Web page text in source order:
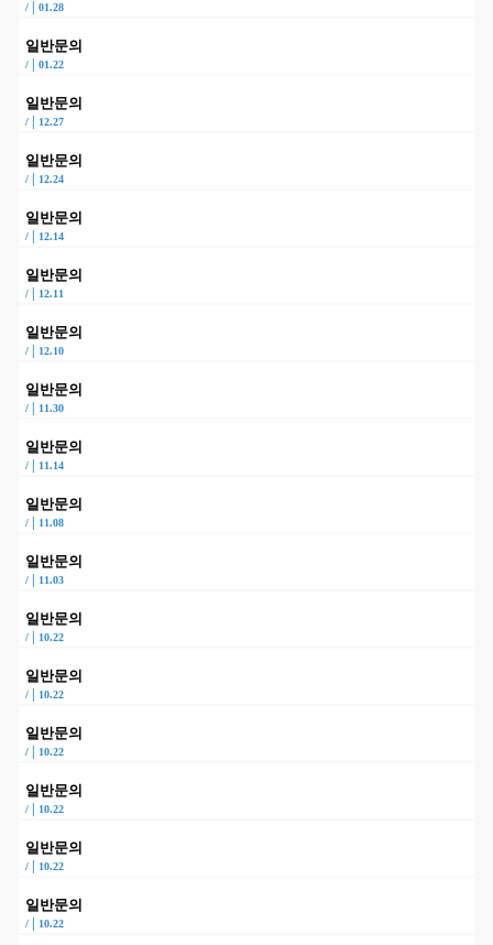
/ 01.28
일반문의
/ 01.22
일반문의
/ 12.27
일반문의
/ 12.24
일반문의
/ 12.14
일반문의
/ 12.11
일반문의
/ 12.10
일반문의
/ 11.30
일반문의
/ 11.14
일반문의
/ 11.08
일반문의
/ 11.03
일반문의
/ 10.22
일반문의
/ 10.22
일반문의
/ 10.22
일반문의
/ 10.22
일반문의
/ 10.22
일반문의
/ 10.22